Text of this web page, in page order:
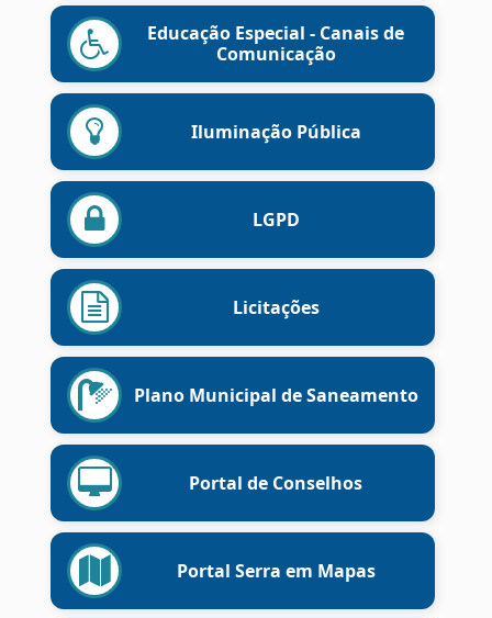
Educação Especial - Canais de
Comunicação
Iluminação Pública
LGPD
Licitações
Plano Municipal de Saneamento
Portal de Conselhos
Portal Serra em Mapas